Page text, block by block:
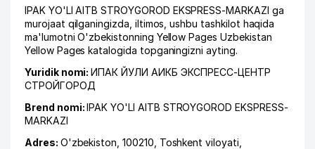
IPAK YO'LI AITB STROYGOROD EKSPRESS-MARKAZI ga
murojaat qilganingizda, iltimos, ushbu tashkilot haqida
ma'lumotni O'zbekistonning Yellow Pages Uzbekistan
Yellow Pages katalogida topganingizni ayting.
Yuridik nomi:ИПАК ЙУЛИ АИКБ ЭКСПРЕСС-ЦЕНТР
СТРОЙГОРОД
Brend nomi:IPAK YO'LI AITB STROYGOROD EKSPRESS-
MARKAZI
Adres: O'zbekiston, 100210, Toshkent viloyati